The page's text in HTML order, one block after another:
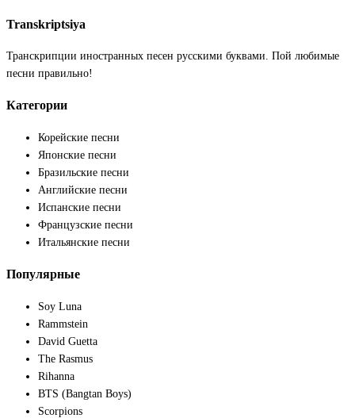
Transkriptsiya
Транскрипции иностранных песен русскими буквами. Пой любимые
песни правильно!
Категории
Корейские песни
Японские песни
Бразильские песни
Английские песни
Испанские песни
Французские песни
Итальянские песни
Популярные
Soy Luna
Rammstein
David Guetta
The Rasmus
Rihanna
BTS (Bangtan Boys)
Scorpions